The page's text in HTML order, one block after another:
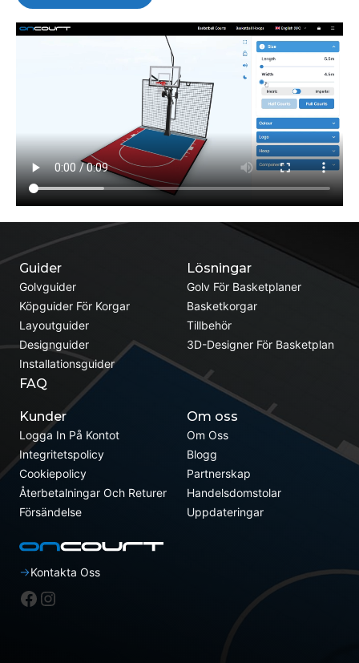
Lösningar
Golv För Basketplaner
Basketkorgar
Tillbehör
3D-Designer För Basketplan
Guider
Golvguider
Köpguider För Korgar
Layoutguider
Designguider
Installationsguider
FAQ
Kunder
Logga In På Kontot
Integritetspolicy
Cookiepolicy
Återbetalningar Och Returer
Försändelse
Om oss
Om Oss
Blogg
Partnerskap
Handelsdomstolar
Uppdateringar
Kontakta Oss
Facebook
Instagram